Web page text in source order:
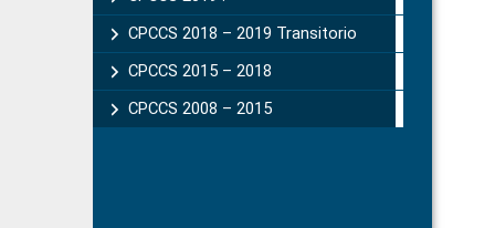
CPCCS 2018 – 2019 Transitorio
CPCCS 2015 – 2018
CPCCS 2008 – 2015